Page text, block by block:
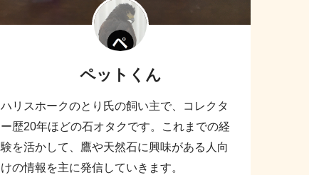
ペットくん
ハリスホークのとり氏の飼い主で、コレクタ
ー歴20年ほどの石オタクです。これまでの経
験を活かして、鷹や天然石に興味がある人向
けの情報を主に発信していきます。